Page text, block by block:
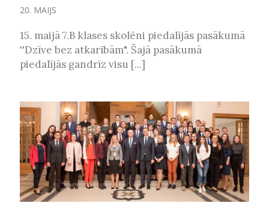
20. MAIJS
15. maijā 7.B klases skolēni piedalījās pasākumā
''Dzīve bez atkarībām". Šajā pasākumā
piedalījās gandrīz visu [...]